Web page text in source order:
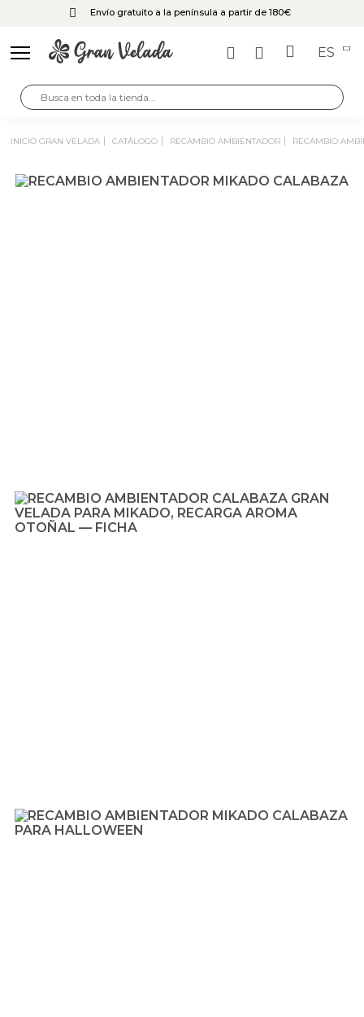
Envío gratuito a la península a partir de 180€
ES
INICIO GRAN VELADA CATÁLOGO RECAMBIO AMBIENTADOR RECAMBIO